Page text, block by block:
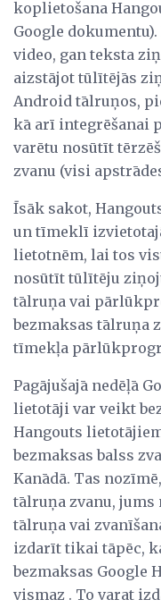
koplietošana
Google
video, gan teksta
aizstājot tūlītējās
Android tālruņos,
kā arī integrēšanai
varētu nosūtīt
zvanu (visi
Īsāk sakot,
un tīmeklī
lietotnēm, lai tos
nosūtīt tūlītēju
tālruņa vai
bezmaksas tālruņa
tīmekļa
Pagājušajā nedēļā
lietotāji var veikt
Hangouts
bezmaksas balss
Kanādā. Tas
tālruņa zvanu, jums
tālruņa vai
izdarīt tikai tāpēc,
bezmaksas Google
vismaz . To varat